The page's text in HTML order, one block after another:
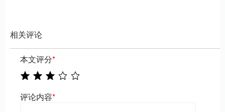
相关评论
本文评分*
评论内容*